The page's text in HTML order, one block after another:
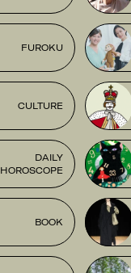
FUROKU
CULTURE
DAILY
HOROSCOPE
BOOK